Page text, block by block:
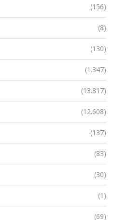
(156)
(8)
(130)
(1.347)
(13.817)
(12.608)
(137)
(83)
(30)
(1)
(69)